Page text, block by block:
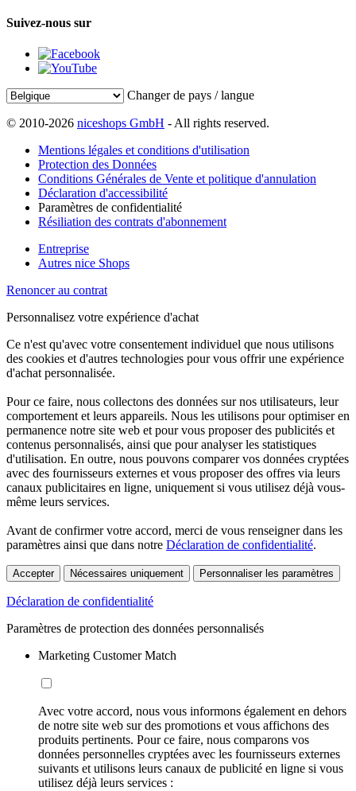
Suivez-nous sur
Changer de pays / langue
© 2010-2026 niceshops GmbH - All rights reserved.
Mentions légales et conditions d'utilisation
Protection des Données
Conditions Générales de Vente et politique d'annulation
Déclaration d'accessibilité
Paramètres de confidentialité
Résiliation des contrats d'abonnement
Entreprise
Autres nice Shops
Renoncer au contrat
Personnalisez votre expérience d'achat
Ce n'est qu'avec votre consentement individuel que nous utilisons
des cookies et d'autres technologies pour vous offrir une expérience
d'achat personnalisée.
Pour ce faire, nous collectons des données sur nos utilisateurs, leur
comportement et leurs appareils. Nous les utilisons pour optimiser en
permanence notre site web et pour vous proposer des publicités et
contenus personnalisés, ainsi que pour analyser les statistiques
d'utilisation. En outre, nous pouvons comparer vos données cryptées
avec des fournisseurs externes et vous proposer des offres via leurs
canaux publicitaires en ligne, uniquement si vous utilisez déjà vous-
même leurs services.
Avant de confirmer votre accord, merci de vous renseigner dans les
paramètres ainsi que dans notre Déclaration de confidentialité.
Accepter Nécessaires uniquement Personnaliser les paramètres
Déclaration de confidentialité
Paramètres de protection des données personnalisés
Marketing Customer Match
Avec votre accord, nous vous informons également en dehors
de notre site web sur des promotions et vous affichons des
produits pertinents. Pour ce faire, nous comparons vos
données personnelles cryptées avec les fournisseurs externes
suivants et utilisons leurs canaux de publicité en ligne si vous
utilisez déjà leurs services :